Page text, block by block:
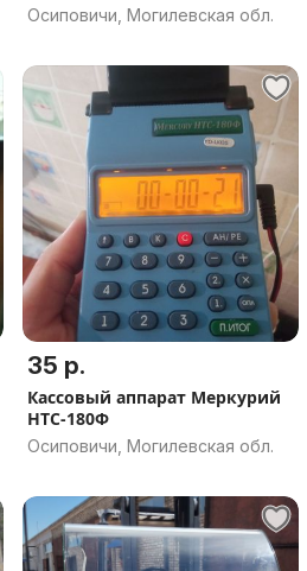
Осиповичи, Могилевская обл.
35 р.
Кассовый аппарат Меркурий
НТС-180Ф
Осиповичи, Могилевская обл.